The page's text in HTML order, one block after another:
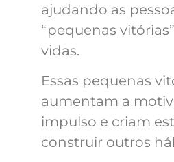
ajudando as
“pequenas
vidas.
Essas pequenas
aumentam a
impulso e criam
construir outros